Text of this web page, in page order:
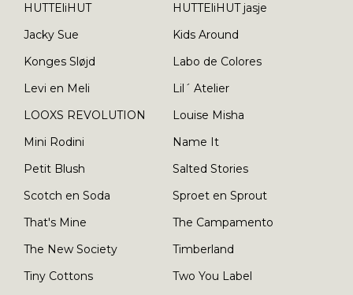
HUTTEliHUT
HUTTEliHUT jasje
Jacky Sue
Kids Around
Konges Sløjd
Labo de Colores
Levi en Meli
Lil´ Atelier
LOOXS REVOLUTION
Louise Misha
Mini Rodini
Name It
Petit Blush
Salted Stories
Scotch en Soda
Sproet en Sprout
That's Mine
The Campamento
The New Society
Timberland
Tiny Cottons
Two You Label